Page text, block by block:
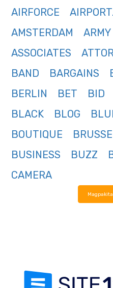
AIRFORCE
AMSTERDAM
ARMY
ASSOCIATES
BAND
BARGAINS
BERLIN
BET BID
BLACK
BLOG
BOUTIQUE
BUSINESS
BUZZ
CAMERA